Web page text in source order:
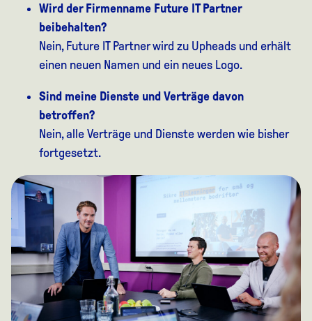
Wird der Firmenname Future IT Partner
beibehalten?
Nein, Future IT Partner wird zu Upheads und erhält
einen neuen Namen und ein neues Logo.
Sind meine Dienste und Verträge davon
betroffen?
Nein, alle Verträge und Dienste werden wie bisher
fortgesetzt.